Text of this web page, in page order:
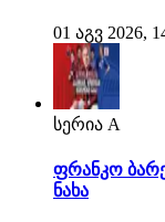
01 აგვ 2026,
სერია A
ფრანკო
ნახა